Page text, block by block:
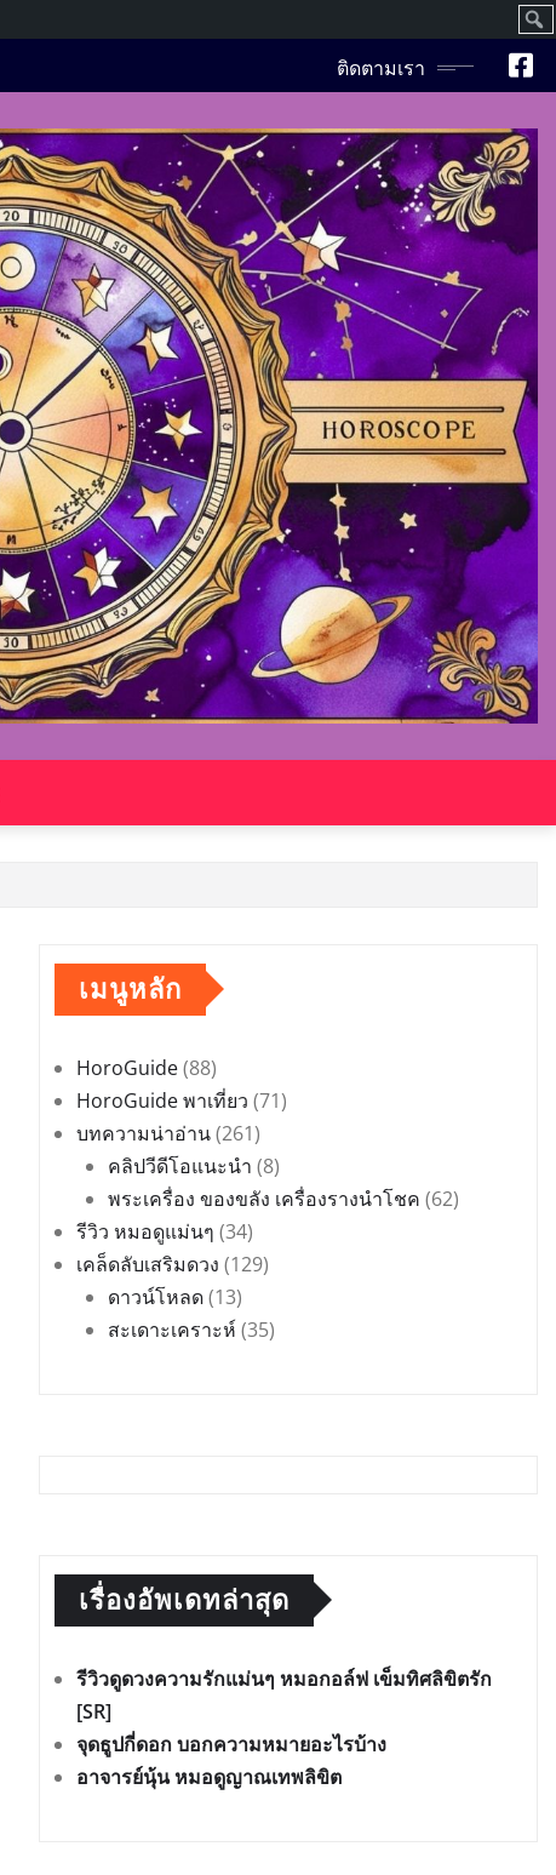
ค้นห
ติดตามเรา
เมนูหลัก
HoroGuide(88)
HoroGuide พาเที่ยว (71)
บทความน่าอ่าน(261)
คลิปวีดีโอแนะนำ (8)
พระเครื่อง ของขลัง เครื่องรางนำโชค (62)
รีวิว หมอดูแม่นๆ (34)
เคล็ดลับเสริมดวง (129)
ดาวน์โหลด(13)
สะเดาะเคราะห์ (35)
เรื่องอัพเดทล่าสุด
รีวิวดูดวงความรักแม่นๆ หมอกอล์ฟ เข็มทิศลิขิตรัก
[SR]
จุดธูปกี่ดอก บอกความหมายอะไรบ้าง
อาจารย์นุ้น หมอดูญาณเทพลิขิต